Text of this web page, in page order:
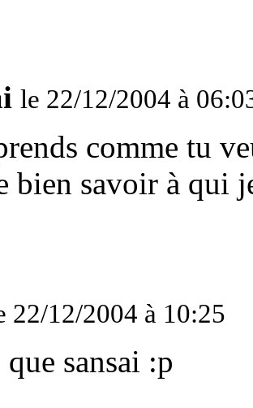
le 22/12/2004 à
comme tu
bien savoir à qui
22/12/2004 à 10:25
sansai :p